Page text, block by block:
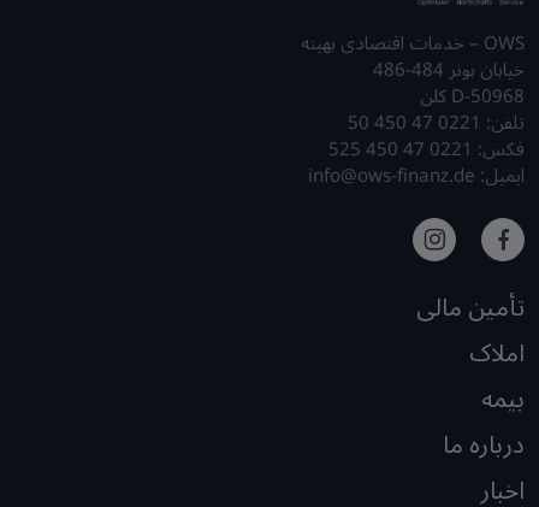
OWS – خدمات اقتصادی بهینه
خیابان بونر 484-486
D-50968 کلن
تلفن: 0221 47 450 50
فکس: 0221 47 450 525
ایمیل: info@ows-finanz.de
تأمین مالی
املاک
بیمه
درباره ما
اخبار